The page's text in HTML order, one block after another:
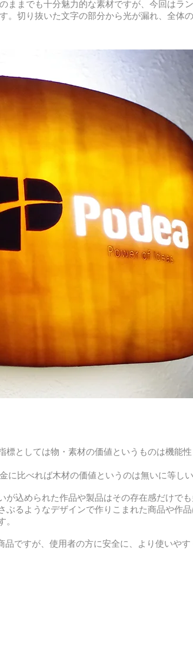
ままでも十分魅力的な素材ですが、今回はラ
。切り抜いた文字の部分から光が漏れ、全体
標としては物・素材の価値というものは機能
に比べれば木材の価値というのは無いに等し
が込められた作品や製品はその存在感だけで
るようなデザインで作りこまれた商品や作
。
ですが、使用者の方に安全に、より使いや